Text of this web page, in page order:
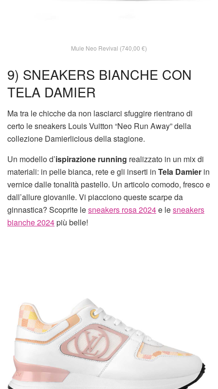
Mule Neo Revival (740,00 €)
9) SNEAKERS BIANCHE CON
TELA DAMIER
Ma tra le chicche da non lasciarci sfuggire rientrano di
certo le sneakers Louis Vuitton “Neo Run Away” della
collezione Damierlicious della stagione.
Un modello d’ispirazione running realizzato in un mix di
materiali: in pelle bianca, rete e gli inserti in Tela Damier in
vernice dalle tonalità pastello. Un articolo comodo, fresco e
dall’allure giovanile. Vi piacciono queste scarpe da
ginnastica? Scoprite lesneakers rosa 2024e lesneakers
bianche 2024più belle!